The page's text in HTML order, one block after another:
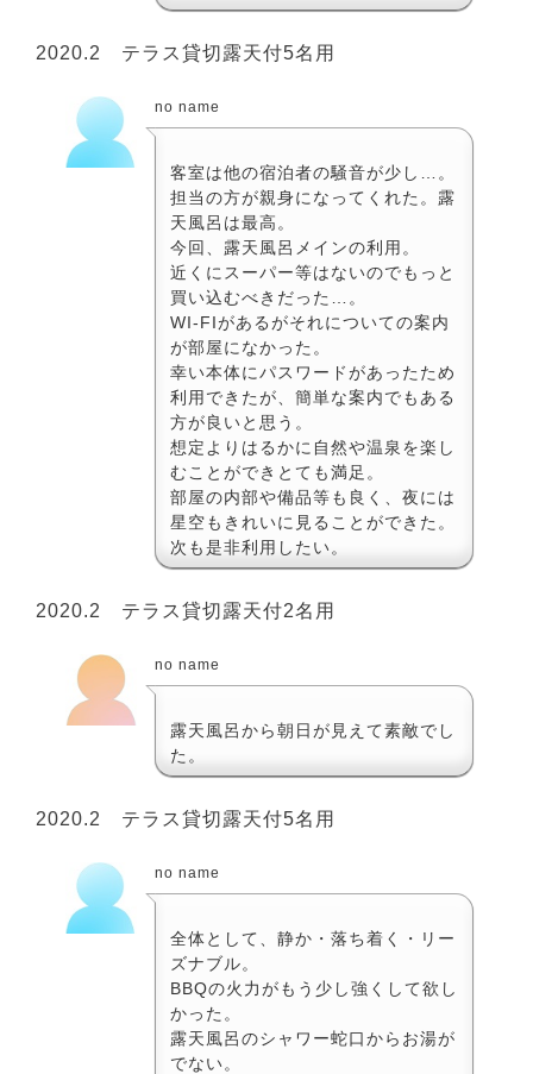
2020.2 テラス貸切露天付5名用
no name
客室は他の宿泊者の騒音が少し…。
担当の方が親身になってくれた。露
天風呂は最高。
今回、露天風呂メインの利用。
近くにスーパー等はないのでもっと
買い込むべきだった…。
WI-FIがあるがそれについての案内
が部屋になかった。
幸い本体にパスワードがあったため
利用できたが、簡単な案内でもある
方が良いと思う。
想定よりはるかに自然や温泉を楽し
むことができとても満足。
部屋の内部や備品等も良く、夜には
星空もきれいに見ることができた。
次も是非利用したい。
2020.2 テラス貸切露天付2名用
no name
露天風呂から朝日が見えて素敵でし
た。
2020.2 テラス貸切露天付5名用
no name
全体として、静か・落ち着く・リー
ズナブル。
BBQの火力がもう少し強くして欲し
かった。
露天風呂のシャワー蛇口からお湯が
でない。